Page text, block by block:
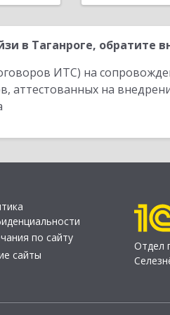
в Таганроге, обратите
ИТС) на
аттестованных на
по сайту
сайты
Отдел